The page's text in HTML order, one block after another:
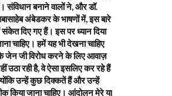
संविधान बनाने वालों ने, और डॉ.
अंबेडकर के भाषणों में, इस बारे
दिए गए हैं। इस पर ध्यान दिया
चाहिए। हमें यह भी देखना चाहिए
जेन जी विरोध करने के लिए आवाज़
उठा रही है, वे ऐसा इसलिए कर रहे हैं
उन्हें कुछ दिक्कतें हैं और उन्हें
किया जाना चाहिए। आंदोलन मेरे या